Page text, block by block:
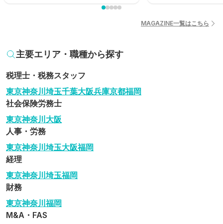
本記事では労務管理における課題を見直し、解
MAGAZINE一覧はこちら
主要エリア・職種から探す
税理士・税務スタッフ
東京神奈川 埼玉千葉大阪兵庫京都福岡
社会保険労務士
東京神奈川 大阪
人事・労務
東京神奈川 埼玉大阪福岡
経理
東京神奈川 埼玉福岡
財務
東京神奈川福岡
M&A・FAS